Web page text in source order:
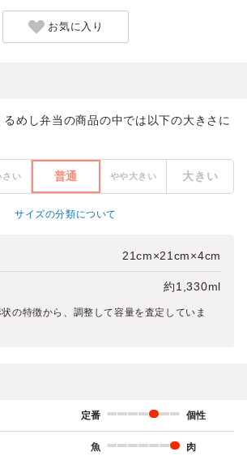
お気に入り
るめし弁当の商品の中では以下の大きさに
さい 普通 やや大きい 大きい
サイズの分類について
21cm×21cm×4cm
約1,330ml
の特徴から、調整して容量を査定していま
定番 個性
魚 肉